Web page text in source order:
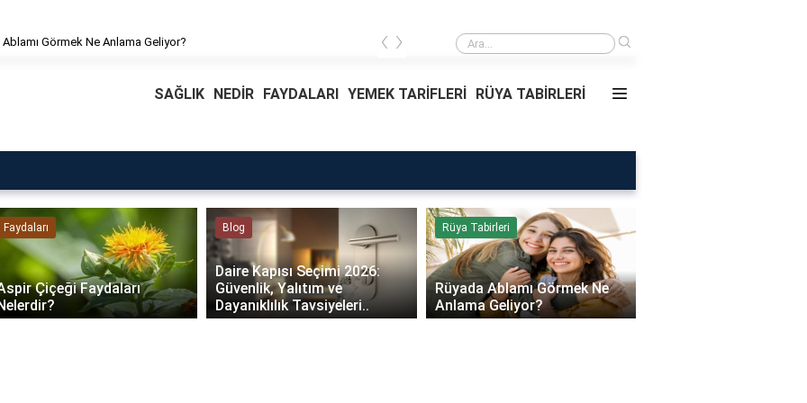
Görmek Ne Anlama Geliyor? Rüyada Ablamı Görmek Ne Anlama Geliyor?
‹ ›
SAĞLIK NEDİR FAYDALARI YEMEK TARİFLERİ RÜYA TABİRLERİ
Faydaları
Çiçeği Faydaları
Blog
Daire Kapısı Seçimi 2026:
Güvenlik, Yalıtım ve
Dayanıklılık Tavsiyeleri..
Rüya Tabirleri
Rüyada Ablamı Görmek Ne
Anlama Geliyor?